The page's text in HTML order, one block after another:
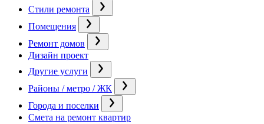
Стили ремонта
Помещения
Ремонт домов
Дизайн проект
Другие услуги
Районы / метро / ЖК
Города и поселки
Смета на ремонт квартир